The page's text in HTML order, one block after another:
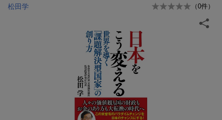
松田学 （0件）